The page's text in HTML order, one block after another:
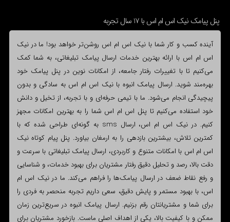
پنل پیامک نیک اس ام اس با 17 سال تجربه
آینده کسب و کار شما با نیک اس ام اس روشن‌تر خواهد بود! ما در نیک
اس ام اس با ارائه بهترین خدمات ارسال پیامک تبلیغاتی، به شما کمک
می‌کنیم تا با تغییرات رفتار جامعه، از امکانات نوین در پنل پیامک خود
بهره‌مند شوید. ارسال پیامک انبوه با نیک اس ام اس به سادگی و بدون
پیچیدگی انجام می‌شود. ما با تیمی حرفه‌ای و با تجربه، از تخیل و دانش
خود استفاده می‌کنیم تا پنل اس ام اس شما را به بهترین امکانات مجهز
کنیم. در نیک اس ام اس، ارسال sms به گونه‌ای طراحی شده که با
کمترین تلاش، بیشترین بازدهی را به ارمغان بیاورد. پنل پیام کوتاه نیک
اس ام اس با امکانات متنوع و کاربردی، ارسال پیامک تبلیغاتی با سرعت و
دقت بالا، رصد و تحلیل دقیق رفتار مشتریان برای بهبود خدمات، و شناسایی
و رفع نقاط ضعف در ارسال پیامک‌ها را فراهم می‌کند. ما در نیک اس ام
اس، با بهبود مستمر و پایش دقیق، سعی داریم تجربه منحصر به فردی را
برای شما و مشتریانتان رقم بزنیم. ارسال پیامک انبوه در سریع‌ترین زمان
ممکن و با کیفیت بالا، یکی از اهداف اصلی ماست. بازخورد مشتریان برای